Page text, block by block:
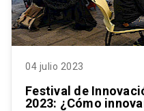
04 julio 2023
Festival de
2023: ¿Cómo